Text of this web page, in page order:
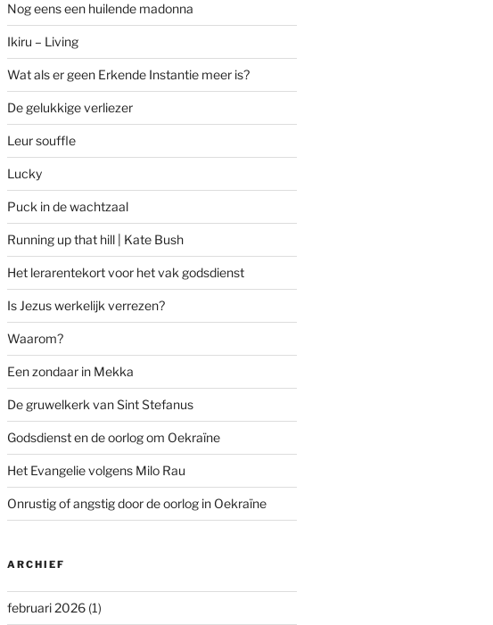
Nog eens een huilende madonna
Ikiru – Living
Wat als er geen Erkende Instantie meer is?
De gelukkige verliezer
Leur souffle
Lucky
Puck in de wachtzaal
Running up that hill | Kate Bush
Het lerarentekort voor het vak godsdienst
Is Jezus werkelijk verrezen?
Waarom?
Een zondaar in Mekka
De gruwelkerk van Sint Stefanus
Godsdienst en de oorlog om Oekraïne
Het Evangelie volgens Milo Rau
Onrustig of angstig door de oorlog in Oekraïne
ARCHIEF
februari 2026(1)